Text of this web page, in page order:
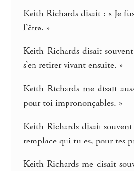
Keith Richards disait : « Je
l’être. »
Keith Richards disait
s’en retirer vivant ensuite. »
Keith Richards me disait
pour toi imprononçables. »
Keith Richards disait
remplace qui tu es, pour tes
Keith Richards me disait